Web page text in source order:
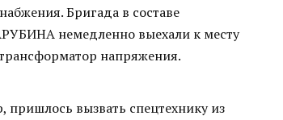
Бригада в составе
немедленно выехали к месту
напряжения.
вызвать спецтехнику из